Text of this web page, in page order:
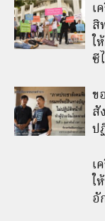
เ
สิ
ใ
ซี
ข
สั
ป
เ
ใ
อั